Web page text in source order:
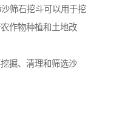
筛石挖斗可以用于挖
作物种植和土地改
掘、清理和筛选沙